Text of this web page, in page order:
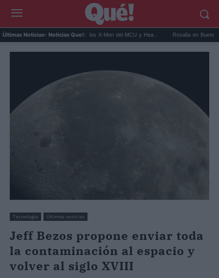
Últimas Noticias- Noticias Que!:
Connor será Cíclope en los X-Men del MCU y Hea... Rosalía en Buenos Aires:
Tecnología Últimas noticias
Jeff Bezos propone enviar toda
la contaminación al espacio y
volver al siglo XVIII